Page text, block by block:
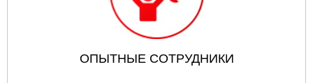
ОПЫТНЫЕ СОТРУДНИКИ